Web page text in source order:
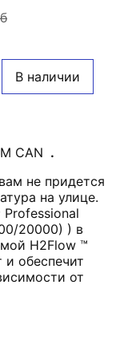
В наличии
CAN .
не придется
на улице.
20000) ) в
H2Flow ™
обеспечит
от